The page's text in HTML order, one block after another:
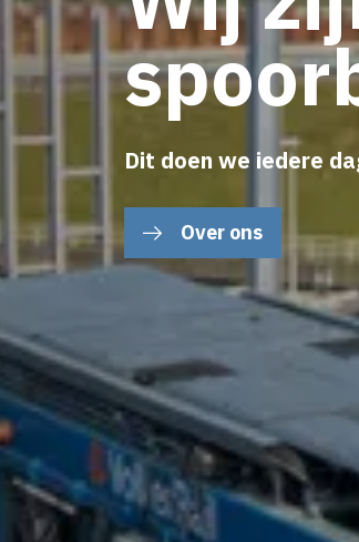
Dit doen we iedere
Over ons